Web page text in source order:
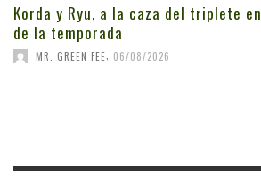
Korda y Ryu, a la caza del triplete
de la temporada
MR. GREEN FEE 06/08/2026